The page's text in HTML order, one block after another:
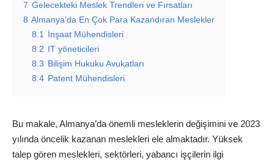
7 Gelecekteki Meslek Trendleri ve Fırsatları
8 Almanya’da En Çok Para Kazandıran Meslekler
8.1
İnşaat Mühendisleri
8.2
IT yöneticileri
8.3 Bilişim Hukuku Avukatları
8.4 Patent Mühendisleri
Bu makale, Almanya’da önemli mesleklerin değişimini ve 2023
yılında öncelik kazanan meslekleri ele almaktadır. Yüksek
talep gören meslekleri, sektörleri, yabancı işçilerin ilgi